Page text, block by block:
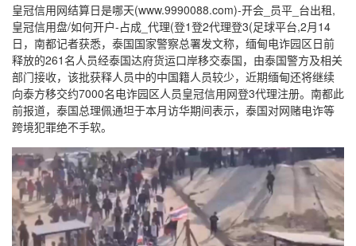
皇冠信用网结算日是哪天(www.9990088.com)-开会_员平_台出租,
皇冠信用盘/如何开户-占成_代理(登1登2代理登3(足球平台,2月14
日，南都记者获悉，泰国国家警察总署发文称，缅甸电诈园区日前
释放的261名人员经泰国达府货运口岸移交泰国，由泰国警方及相关
部门接收，该批获释人员中的中国籍人员较少，近期缅甸还将继续
向泰方移交约7000名电诈园区人员皇冠信用网登3代理注册。南都此
前报道，泰国总理佩通坦于本月访华期间表示，泰国对网赌电诈等
跨境犯罪绝不手软。